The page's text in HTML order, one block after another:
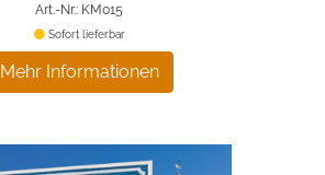
Art.-Nr.: KM015
Mehr Informationen
Sofort lieferbar